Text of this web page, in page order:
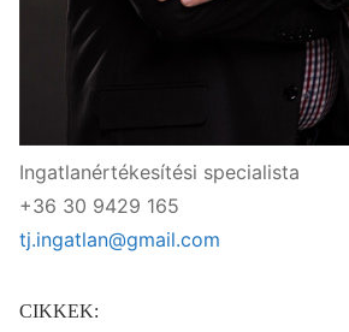
Ingatlanértékesítési specialista
+36 30 9429 165
tj.ingatlan@gmail.com
CIKKEK: